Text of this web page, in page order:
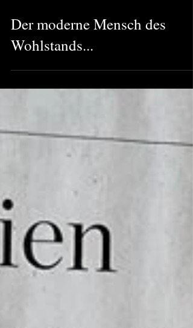
6. Mai 2018
Der moderne Mensch des
Wohlstands...